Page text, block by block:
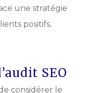
une stratégie
positifs.
SEO
considérer le